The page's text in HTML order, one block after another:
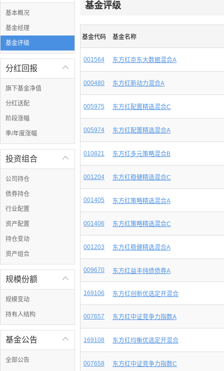
基本概况
基金经理
基金评级

分红回报
旗下基金净值
分红送配
阶段涨幅
季/年度涨幅

投资组合
公司持仓
债券持仓
行业配置
资产配置
持仓变动
资产组合

规模份额
规模变动
持有人结构

基金公告
全部公告
基金评级
基金代码 基金名称
001564 东方红京东大数据混合A
000480 东方红新动力混合A
005975 东方红配置精选混合C
005974 东方红配置精选混合A
010821 东方红多元策略混合B
001204 东方红稳健精选混合C
001405 东方红策略精选混合A
001406 东方红策略精选混合C
001203 东方红稳健精选混合A
009670 东方红益丰纯债债券A
169106 东方红创新优选定开混合
007657 东方红中证竞争力指数A
169108 东方红均衡优选定开混合
007658 东方红中证竞争力指数C